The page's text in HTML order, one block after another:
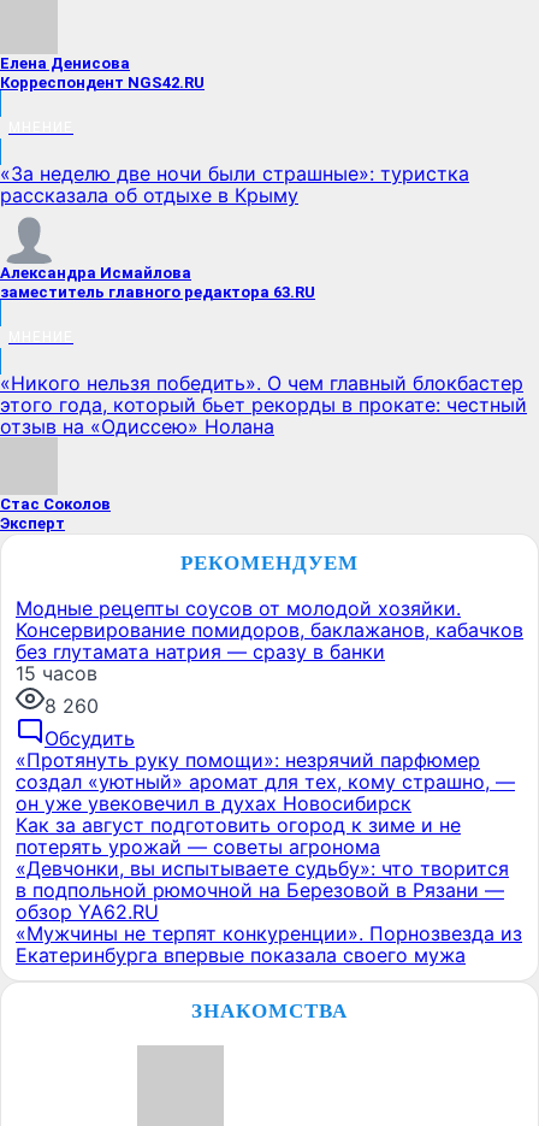
Елена Денисова
Корреспондент NGS42.RU
«За неделю две ночи были страшные»: туристка
рассказала об отдыхе в Крыму
Александра Исмайлова
заместитель главного редактора 63.RU
«Никого нельзя победить». О чем главный блокбастер
этого года, который бьет рекорды в прокате: честный
отзыв на «Одиссею» Нолана
Стас Соколов
Эксперт
РЕКОМЕНДУЕМ
Модные рецепты соусов от молодой хозяйки.
Консервирование помидоров, баклажанов, кабачков
без глутамата натрия — сразу в банки
15 часов
8 260
Обсудить
«Протянуть руку помощи»: незрячий парфюмер
создал «уютный» аромат для тех, кому страшно, —
он уже увековечил в духах Новосибирск
Как за август подготовить огород к зиме и не
потерять урожай — советы агронома
«Девчонки, вы испытываете судьбу»: что творится
в подпольной рюмочной на Березовой в Рязани —
обзор YA62.RU
«Мужчины не терпят конкуренции». Порнозвезда из
Екатеринбурга впервые показала своего мужа
ЗНАКОМСТВА